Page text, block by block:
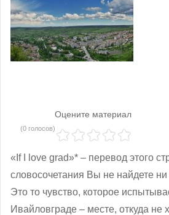
Оцените материал
(0 голосов)
«If I love grad»* – перевод этого
словосочетания Вы не найдете
Это то чувство, которое
Ивайловграде – месте, откуда не